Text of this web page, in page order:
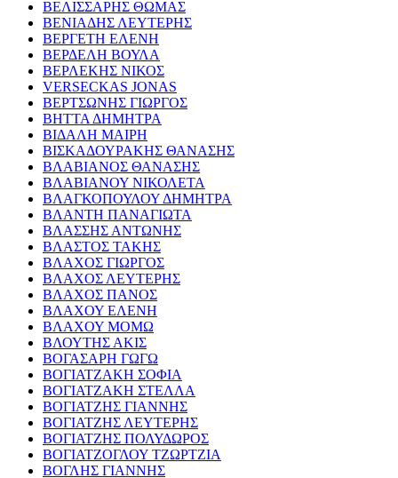
ΒΕΛΙΣΣΑΡΗΣ ΘΩΜΑΣ
ΒΕΝΙΑΔΗΣ ΛΕΥΤΕΡΗΣ
ΒΕΡΓΕΤΗ ΕΛΕΝΗ
ΒΕΡΔΕΛΗ ΒΟΥΛΑ
ΒΕΡΛΕΚΗΣ ΝΙΚΟΣ
VERSECKAS JONAS
ΒΕΡΤΣΩΝΗΣ ΓΙΩΡΓΟΣ
ΒΗΤΤΑ ΔΗΜΗΤΡΑ
ΒΙΔΑΛΗ ΜΑΙΡΗ
ΒΙΣΚΑΔΟΥΡΑΚΗΣ ΘΑΝΑΣΗΣ
ΒΛΑΒΙΑΝΟΣ ΘΑΝΑΣΗΣ
ΒΛΑΒΙΑΝΟΥ ΝΙΚΟΛΕΤΑ
ΒΛΑΓΚΟΠΟΥΛΟΥ ΔΗΜΗΤΡΑ
ΒΛΑΝΤΗ ΠΑΝΑΓΙΩΤΑ
ΒΛΑΣΣΗΣ ΑΝΤΩΝΗΣ
ΒΛΑΣΤΟΣ ΤΑΚΗΣ
ΒΛΑΧΟΣ ΓΙΩΡΓΟΣ
ΒΛΑΧΟΣ ΛΕΥΤΕΡΗΣ
ΒΛΑΧΟΣ ΠΑΝΟΣ
ΒΛΑΧΟΥ ΕΛΕΝΗ
ΒΛΑΧΟΥ ΜΟΜΩ
ΒΛΟΥΤΗΣ ΑΚΙΣ
ΒΟΓΑΣΑΡΗ ΓΩΓΩ
ΒΟΓΙΑΤΖΑΚΗ ΣΟΦΙΑ
ΒΟΓΙΑΤΖΑΚΗ ΣΤΕΛΛΑ
ΒΟΓΙΑΤΖΗΣ ΓΙΑΝΝΗΣ
ΒΟΓΙΑΤΖΗΣ ΛΕΥΤΕΡΗΣ
ΒΟΓΙΑΤΖΗΣ ΠΟΛΥΔΩΡΟΣ
ΒΟΓΙΑΤΖΟΓΛΟΥ ΤΖΩΡΤΖΙΑ
ΒΟΓΛΗΣ ΓΙΑΝΝΗΣ